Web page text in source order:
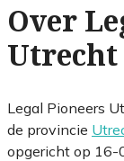
Over
Utrecht
Legal Pioneers
de provincie
opgericht op 16-